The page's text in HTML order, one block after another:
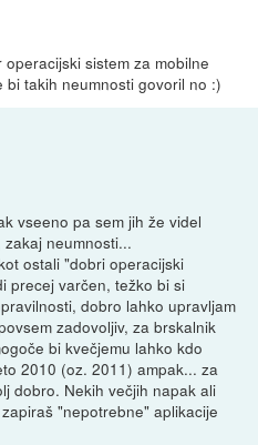
sistem za mobilne
takih neumnosti govoril no :)
vseeno pa sem jih že videl
neumnosti...
ostali "dobri operacijski
precej varčen, težko bi si
dobro lahko upravljam
zadovoljiv, za brskalnik
bi kvečjemu lahko kdo
2010 (oz. 2011) ampak... za
dobro. Nekih večjih napak ali
"nepotrebne" aplikacije